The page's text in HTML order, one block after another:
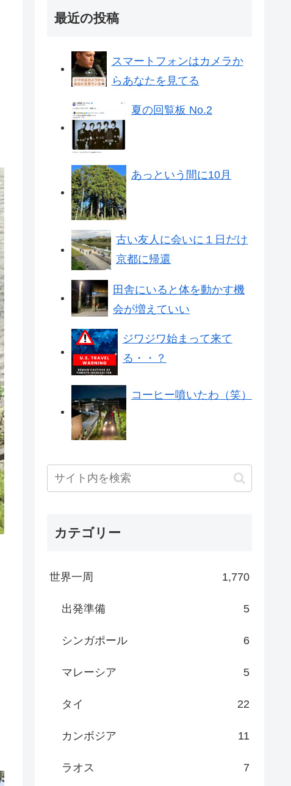
最近の投稿
スマートフォンはカメラか
らあなたを見てる
夏の回覧板 No.2
あっという間に10月
古い友人に会いに１日だけ
京都に帰還
田舎にいると体を動かす機
会が増えていい
ジワジワ始まって来て
る・・？
コーヒー噴いたわ（笑）
カテゴリー
世界一周 1,770
出発準備 5
シンガポール 6
マレーシア 5
タイ 22
カンボジア 11
ラオス 7